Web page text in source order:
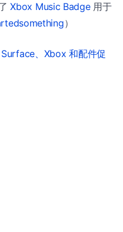
Xbox Music Badge用于
）
、Xbox 和配件促